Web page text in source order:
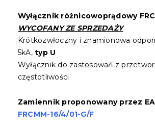
Wyłącznik różnicowoprądowy
WYCOFANY ZE SPRZEDAŻY
Krótkozwłoczny i znamionowa
5kA,typ U
Wyłącznik do zastosowań z
częstotliwości
Zamiennik proponowany przez
FRCMM-16/4/01-G/F